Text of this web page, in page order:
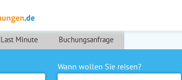
Last Minute Buchungsanfrage
Wann wollen Sie reisen?